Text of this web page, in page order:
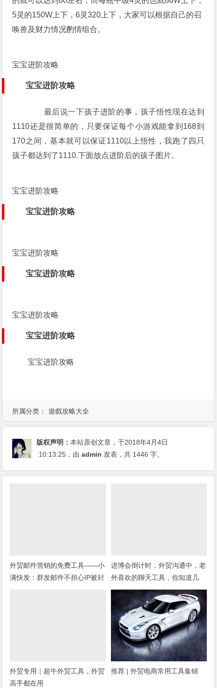
所属分类： 遊戲攻略大全
5灵的150W上下，6灵320上下，大家可以根据自己的召
唤兽及财力情况酌情组合。
宝宝进阶攻略
宝宝进阶攻略
最后说一下孩子进阶的事，孩子悟性现在达到
1110还是很简单的，只要保证每个小游戏能拿到168到
170之间，基本就可以保证1110以上悟性，我跑了四只
孩子都达到了1110.下面放点进阶后的孩子图片。
宝宝进阶攻略
宝宝进阶攻略
宝宝进阶攻略
宝宝进阶攻略
宝宝进阶攻略
宝宝进阶攻略
宝宝进阶攻略
版权声明：本站原创文章，于2018年4月4日
10:13:25 ，由admin 发表，共 1446 字。
外贸邮件营销的免费工具——小
满快发：群发邮件不担心IP被封
进博会倒计时，外贸沟通中，老
外喜欢的聊天工具，你知道几
种？
外贸专用｜超牛外贸工具，外贸
高手都在用
推荐 | 外贸电商常用工具集锦